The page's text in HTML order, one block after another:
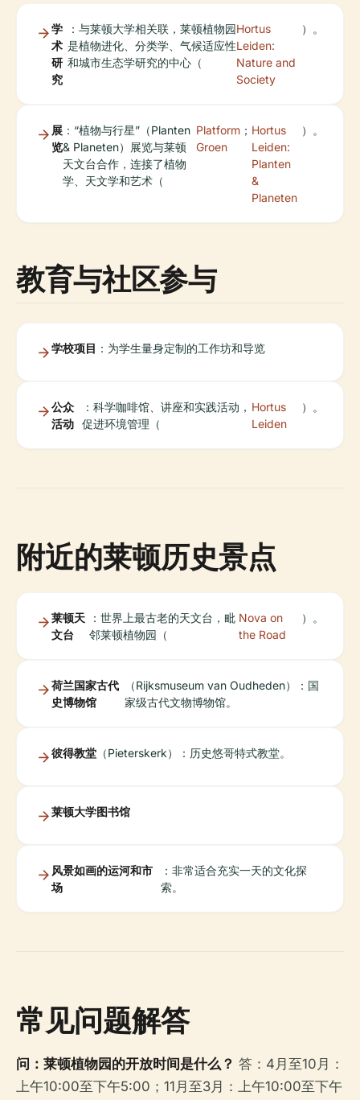
学
术
研
究
：与莱顿大学相关联，莱顿植物园
是植物进化、分类学、气候适应性
和城市生态学研究的中心（
Hortus
Leiden:
Nature and
Society
）。
展
览
：“植物与行星”（Planten
& Planeten）展览与莱顿
天文台合作，连接了植物
学、天文学和艺术（
Platform
Groen
； Hortus
Leiden:
Planten
&
Planeten
）。
教育与社区参与
学校项目 ：为学生量身定制的工作坊和导览
公众
活动
：科学咖啡馆、讲座和实践活动，
促进环境管理（
Hortus
Leiden
）。
附近的莱顿历史景点
莱顿天
文台
：世界上最古老的天文台，毗
邻莱顿植物园（
Nova on
the Road
）。
荷兰国家古代
史博物馆
（Rijksmuseum van Oudheden）：国
家级古代文物博物馆。
彼得教堂 （Pieterskerk）：历史悠哥特式教堂。
莱顿大学图书馆
风景如画的运河和市
场
：非常适合充实一天的文化探
索。
常见问题解答
问：莱顿植物园的开放时间是什么？ 答：4月至10月：
上午10:00至下午5:00；11月至3月：上午10:00至下午